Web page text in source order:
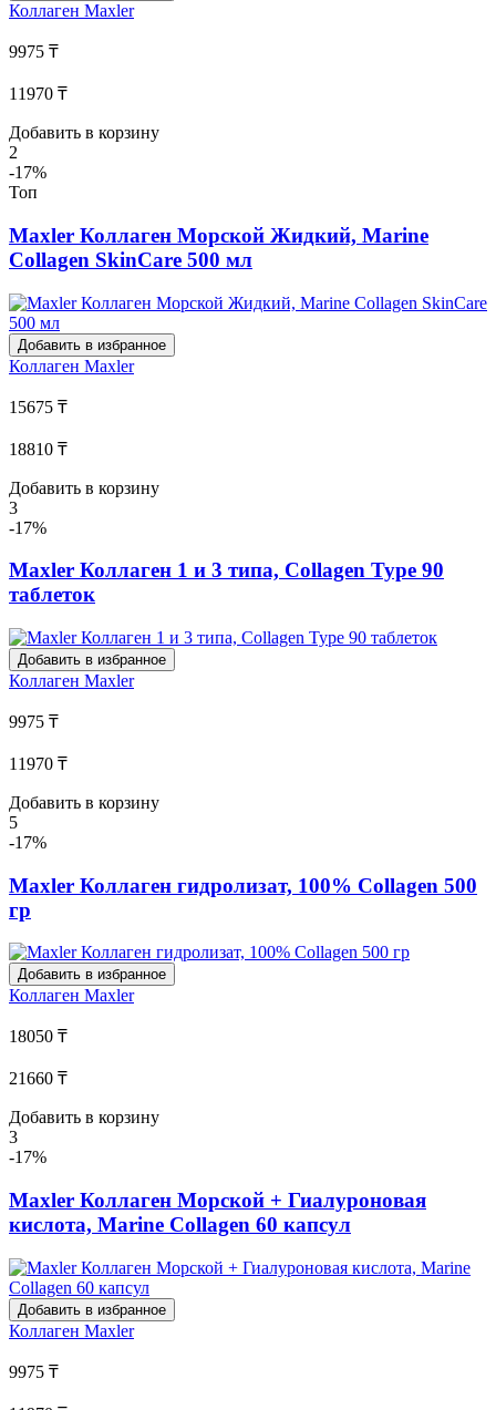
Коллаген Maxler
9975 ₸
11970 ₸
Добавить в корзину
2
-17%
Топ
Maxler Коллаген Морской Жидкий, Marine
Collagen SkinCare 500 мл
Добавить в избранное
Коллаген Maxler
15675 ₸
18810 ₸
Добавить в корзину
3
-17%
Maxler Коллаген 1 и 3 типа, Collagen Type 90
таблеток
Добавить в избранное
Коллаген Maxler
9975 ₸
11970 ₸
Добавить в корзину
5
-17%
Maxler Коллаген гидролизат, 100% Collagen 500
гр
Добавить в избранное
Коллаген Maxler
18050 ₸
21660 ₸
Добавить в корзину
3
-17%
Maxler Коллаген Морской + Гиалуроновая
кислота, Marine Collagen 60 капсул
Добавить в избранное
Коллаген Maxler
9975 ₸